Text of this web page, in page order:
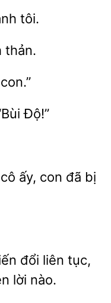
thản.
Độ!”
ấy, con đã bị
liên tục,
lời nào.